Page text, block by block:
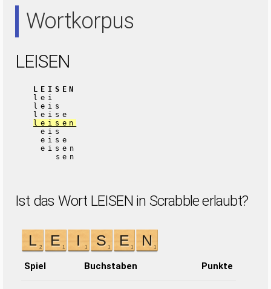
Wortkorpus
LEISEN
LEISEN
lei
leis
leise
leisen
eis
eise
eisen
sen
Ist das Wort LEISEN in Scrabble erlaubt?
Spiel Buchstaben Punkte